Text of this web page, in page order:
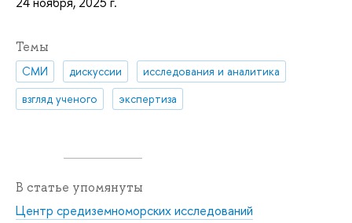
Темы
СМИ дискуссии
исследования и аналитика
взгляд ученого
экспертиза
В статье упомянуты
Центр средиземноморских исследований